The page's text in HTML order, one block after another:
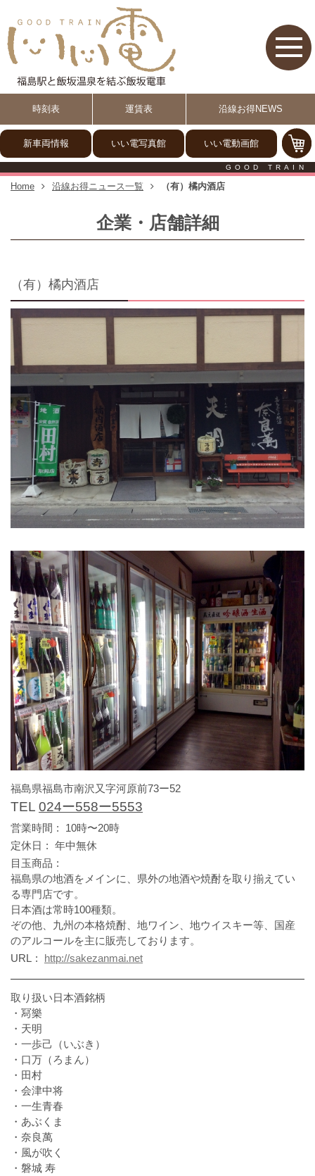
時刻表 運賃表 沿線お得NEWS
新車両情報 いい電写真館 いい電動画館
GOOD TRAIN
Home 沿線お得ニュース一覧 （有）橘内酒店
企業・店舗詳細
（有）橘内酒店
福島県福島市南沢又字河原前73ー52
TEL 024ー558ー5553
営業時間
10時〜20時
定休日
年中無休
目玉商品
福島県の地酒をメインに、県外の地酒や焼酎を取り揃えてい
る専門店です。
日本酒は常時100種類。
ぞの他、九州の本格焼酎、地ワイン、地ウイスキー等、国産
のアルコールを主に販売しております。
URL
http://sakezanmai.net
取り扱い日本酒銘柄
・冩樂
・天明
・一歩己（いぶき）
・口万（ろまん）
・田村
・会津中将
・一生青春
・あぶくま
・奈良萬
・風が吹く
・磐城 寿